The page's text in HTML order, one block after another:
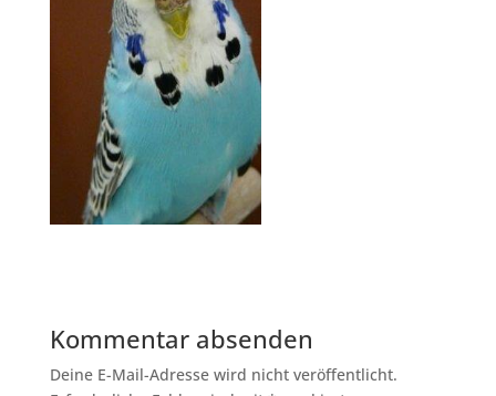
Kommentar absenden
Deine E-Mail-Adresse wird nicht veröffentlicht.